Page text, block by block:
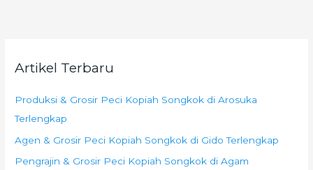
Artikel Terbaru
Produksi & Grosir Peci Kopiah Songkok di Arosuka
Terlengkap
Agen & Grosir Peci Kopiah Songkok di Gido Terlengkap
Pengrajin & Grosir Peci Kopiah Songkok di Agam